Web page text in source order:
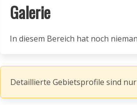
Galerie
In diesem Bereich hat noch
Detaillierte Gebietsprofile sind